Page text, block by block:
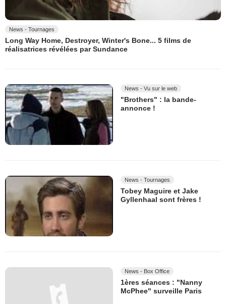
News - Tournages
Long Way Home, Destroyer, Winter's Bone... 5 films de
réalisatrices révélées par Sundance
News - Vu sur le web
"Brothers" : la bande-
annonce !
News - Tournages
Tobey Maguire et Jake
Gyllenhaal sont frères !
News - Box Office
1ères séances : "Nanny
McPhee" surveille Paris